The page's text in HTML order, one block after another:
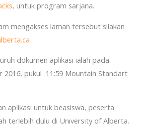
, untuk program sarjana.
mengakses laman tersebut silakan
dokumen aplikasi ialah pada
2016, pukul 11:59 Mountain Standart
aplikasi untuk beasiswa, peserta
terlebih dulu di University of Alberta.